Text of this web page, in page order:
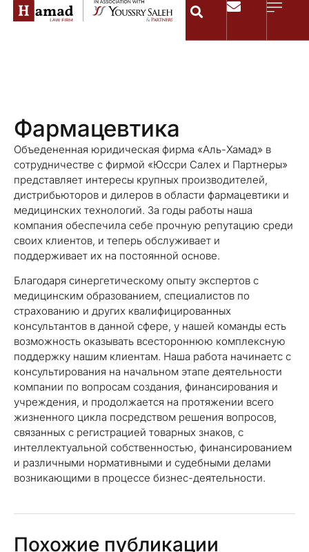
Фармацевтика
Объедененная юридическая фирма «Аль-Хамад» в
сотрудничестве с фирмой «Юссри Салех и Партнеры»
представляет интересы крупных производителей,
дистрибьюторов и дилеров в области фармацевтики и
медицинских технологий. За годы работы наша
компания обеспечила себе прочную репутацию среди
своих клиентов, и теперь обслуживает и
поддерживает их на постоянной основе.
Благодаря синергетическому опыту экспертов с
медицинским образованием, специалистов по
страхованию и других квалифицированных
консультантов в данной сфере, у нашей команды есть
возможность оказывать всестороннюю комплексную
поддержку нашим клиентам. Наша работа начинаетс с
консультирования на начальном этапе деятельности
компании по вопросам создания, финансирования и
учреждения, и продолжается на протяжении всего
жизненного цикла посредством решения вопросов,
связанных с регистрацией товарных знаков, с
интеллектуальной собственностью, финансированием
и различными нормативными и судебными делами
возникающими в процессе бизнес-деятельности.
Похожие публикации